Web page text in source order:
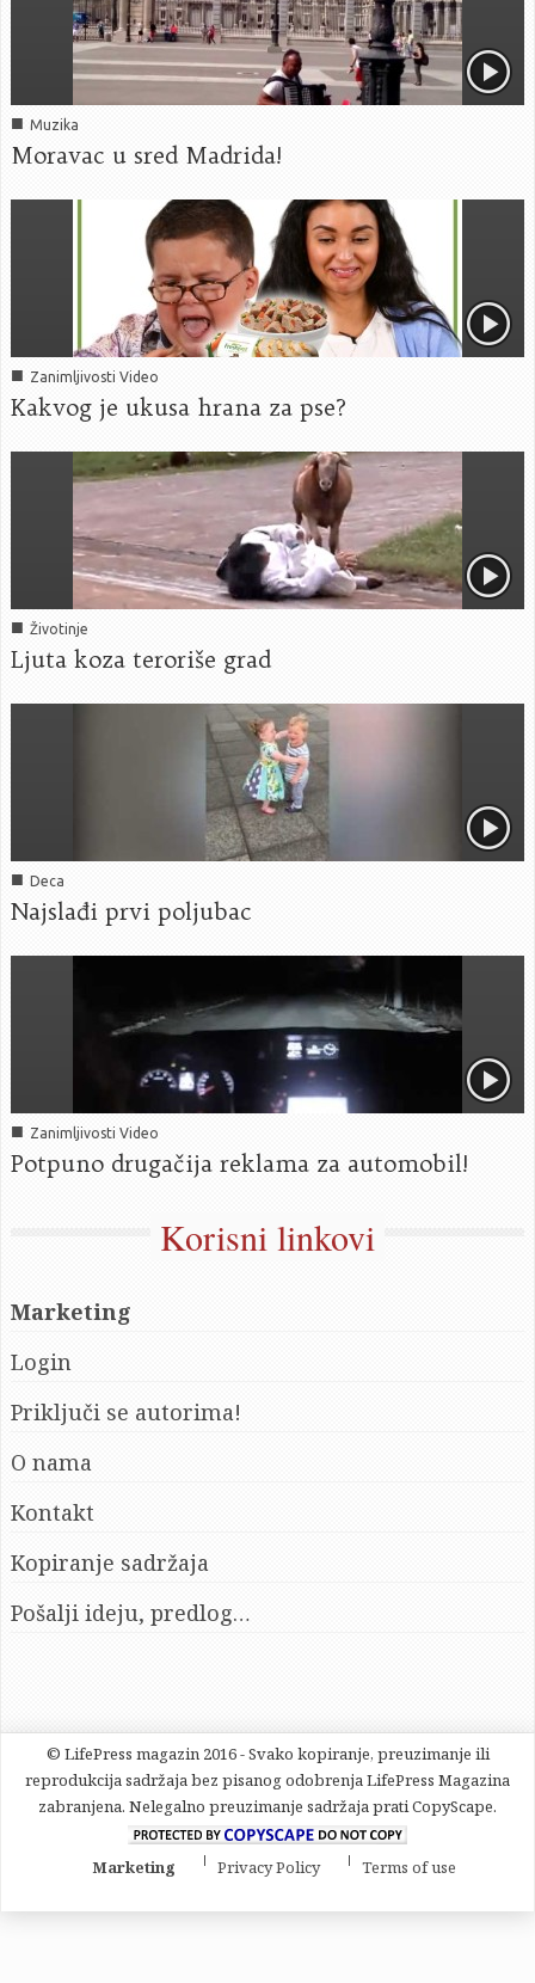
■ Muzika
Moravac u sred Madrida!
■ Zanimljivosti Video
Kakvog je ukusa hrana za pse?
■ Životinje
Ljuta koza teroriše grad
■ Deca
Najslađi prvi poljubac
■ Zanimljivosti Video
Potpuno drugačija reklama za automobil!
Korisni linkovi
Marketing
Login
Priključi se autorima!
O nama
Kontakt
Kopiranje sadržaja
Pošalji ideju, predlog…
© LifePress magazin 2016 - Svako kopiranje, preuzimanje ili
reprodukcija sadržaja bez pisanog odobrenja LifePress Magazina
zabranjena. Nelegalno preuzimanje sadržaja prati CopyScape.
Marketing Privacy Policy Terms of use